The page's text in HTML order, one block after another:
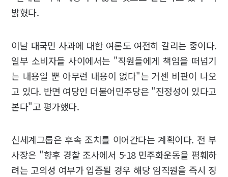
밝혔다.
이날 대국민 사과에 대한 여론도 여전히 갈리는 중이다.
일부 소비자들 사이에서는 "직원들에게 책임을 떠넘기
는 내용일 뿐 아무런 내용이 없다"는 거센 비판이 나오
고 있다. 반면 여당인 더불어민주당은 "진정성이 있다고
본다"고 평가했다.
신세계그룹은 후속 조치를 이어간다는 계획이다. 전 부
사장은 "향후 경찰 조사에서 5·18 민주화운동을 폄훼하
려는 고의성 여부가 입증될 경우 해당 임직원을 즉시 징